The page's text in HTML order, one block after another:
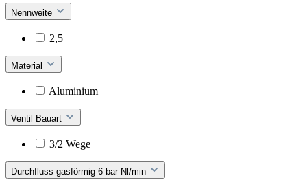
Nennweite
2,5
Material
Aluminium
Ventil Bauart
3/2 Wege
Durchfluss gasförmig 6 bar Nl/min